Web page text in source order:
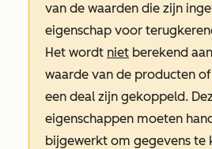
van de waarden die zijn
eigenschap voor
Het wordt niet berekend
waarde van de producten
een deal zijn gekoppeld.
eigenschappen moeten
bijgewerkt om gegevens te